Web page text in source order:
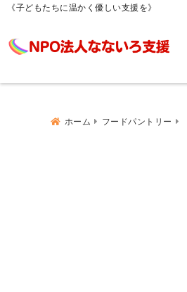
《子どもたちに温かく優しい支援を》
ホーム フードパントリー